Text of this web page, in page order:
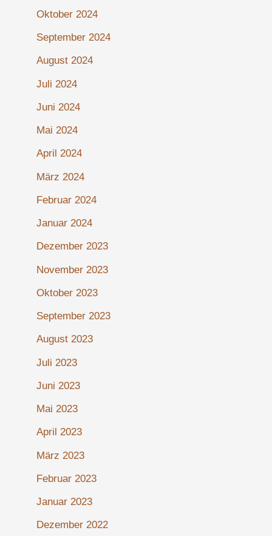
Oktober 2024
September 2024
August 2024
Juli 2024
Juni 2024
Mai 2024
April 2024
März 2024
Februar 2024
Januar 2024
Dezember 2023
November 2023
Oktober 2023
September 2023
August 2023
Juli 2023
Juni 2023
Mai 2023
April 2023
März 2023
Februar 2023
Januar 2023
Dezember 2022